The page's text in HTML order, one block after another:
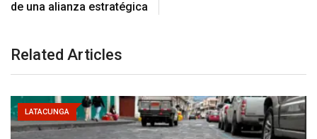
de una alianza estratégica
Related Articles
LATACUNGA